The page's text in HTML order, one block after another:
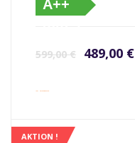
A++
599,00€ 489,00 €
inkl. Versandkosten
AKTION !